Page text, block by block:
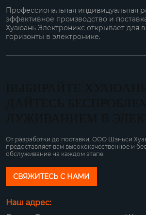
Профессиональная индивидуальная
эффективное производство и
Хуаюань Электроникс открывает для
горизонты в электронике.
От разработки до поставки, ООО Шэньси
предоставляет вам высококачественное и
обслуживание на каждом этапе.
СВЯЖИТЕСЬ С НАМИ
Наш адрес: